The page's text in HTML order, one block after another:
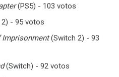
(PS5) - 103 votos
- 95 votos
Imprisonment(Switch 2) - 93
(Switch) - 92 votos